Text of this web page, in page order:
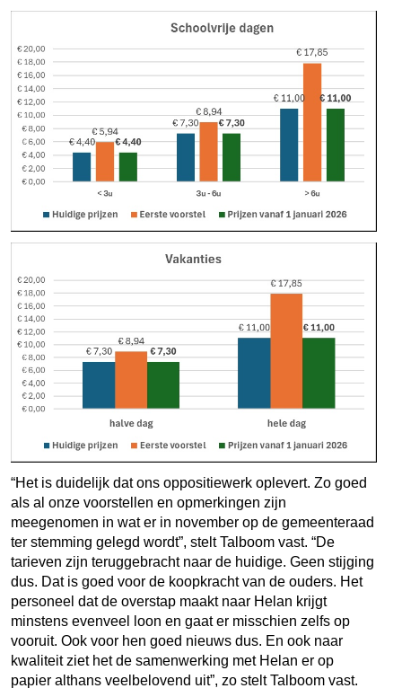
“Het is duidelijk dat ons oppositiewerk oplevert. Zo goed
als al onze voorstellen en opmerkingen zijn
meegenomen in wat er in november op de gemeenteraad
ter stemming gelegd wordt”, stelt Talboom vast. “De
tarieven zijn teruggebracht naar de huidige. Geen stijging
dus. Dat is goed voor de koopkracht van de ouders. Het
personeel dat de overstap maakt naar Helan krijgt
minstens evenveel loon en gaat er misschien zelfs op
vooruit. Ook voor hen goed nieuws dus. En ook naar
kwaliteit ziet het de samenwerking met Helan er op
papier althans veelbelovend uit”, zo stelt Talboom vast.